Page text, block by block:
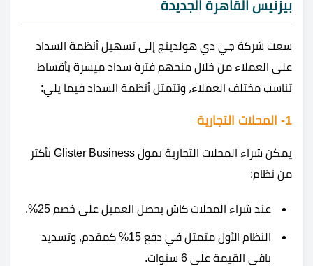
بيزنيس القاهرة الجديدة
سعت شركة جي دي هولدينج إلى تسهيل أنظمة السداد
على العملاء من خلال منحهم فترة سداد ميسرة بأقساط
تناسب مختلف العملاء، وتتمثل أنظمة السداد فيما يلي:
1- المحلات التجارية
يمكن شراء المحلات التجارية بمول Glister Business بأكثر
من نظام:
عند شراء المحلات كاش يحصل العميل على خصم 25%.
النظام الأول متمثل في دفع 15% كمقدم، وتسديد
باقي القيمة على 6 سنوات.